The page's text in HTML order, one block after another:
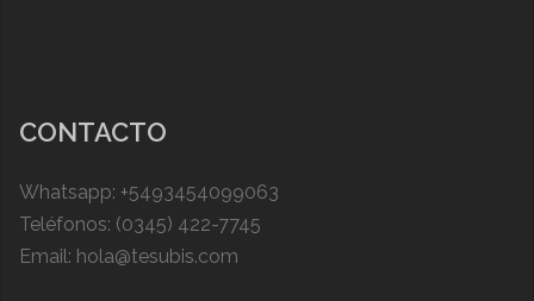
CONTACTO
Whatsapp: +5493454099063
Teléfonos: (0345) 422-7745
Email: hola@tesubis.com